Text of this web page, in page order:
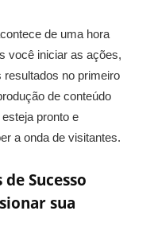
de uma hora
você iniciar as ações,
no primeiro
de conteúdo
pronto e
a onda de visitantes.
Sucesso
sua